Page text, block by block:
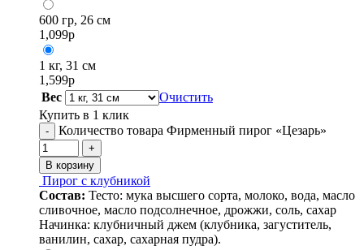
600 гр, 26 см
1,099р
1 кг, 31 см
1,599р
Вес
Очистить
Купить в 1 клик
- Количество товара Фирменный пирог «Цезарь»
+
В корзину
Пирог с клубникой
Состав: Тесто: мука высшего сорта, молоко, вода, масло
сливочное, масло подсолнечное, дрожжи, соль, сахар
Начинка: клубничный джем (клубника, загуститель,
ванилин, сахар, сахарная пудра).